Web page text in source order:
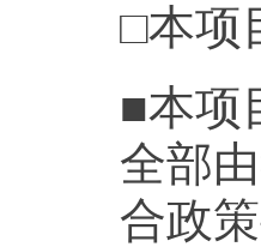
□本项
■本项
全部
合政